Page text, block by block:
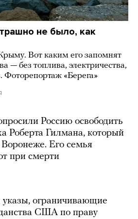
не было, как
Вот каким его запомнят
— без топлива, электричества,
Фоторепортаж «Берега»
Россию освободить
Роберта Гилмана, который
Воронеже. Его семья
при смерти
ограничивающие
США по праву